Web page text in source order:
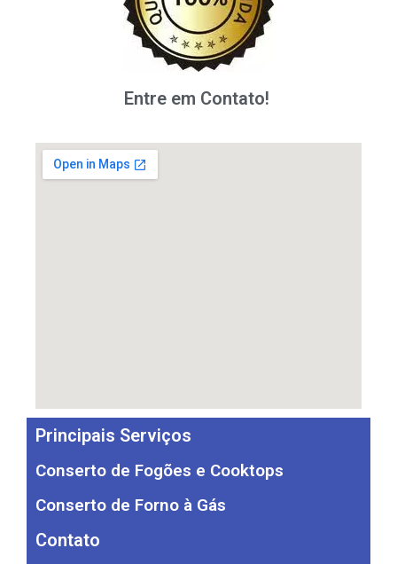
Entre em Contato!
Principais Serviços
Conserto de Fogões e Cooktops
Conserto de Forno à Gás
Contato